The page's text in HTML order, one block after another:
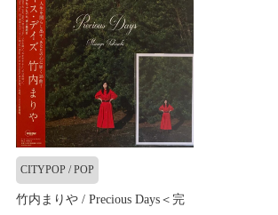
CITYPOP / POP
竹内まりや / Precious Days＜完